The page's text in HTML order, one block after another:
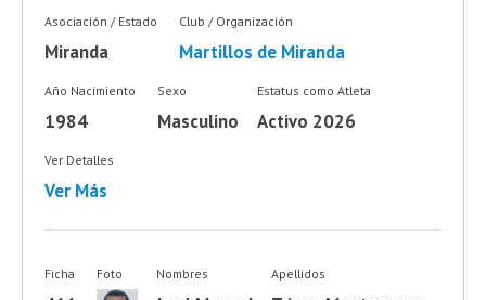
Asociación / Estado
Miranda
Club / Organización
Martillos de Miranda
Año Nacimiento
1984
Sexo
Masculino
Estatus como Atleta
Activo 2026
Ver Detalles
Ver Más
Ficha Foto Nombres Apellidos